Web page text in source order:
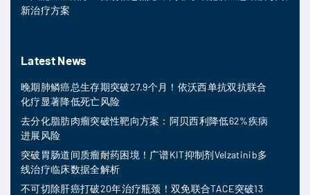
新治疗方案
Latest News
晚期肺鳞癌总生存期突破27.9个月！依沃西单抗双抗联合
化疗显著降低死亡风险
去分化脂肪肉瘤突破性靶向方案：阿贝西利降低62%疾病
进展风险
突破胃肠道间质瘤耐药困境！广谱KIT抑制剂Velzatinib多
线治疗临床数据全解析
不可切除肝癌打破20年治疗瓶颈！双免联合TACE突破13